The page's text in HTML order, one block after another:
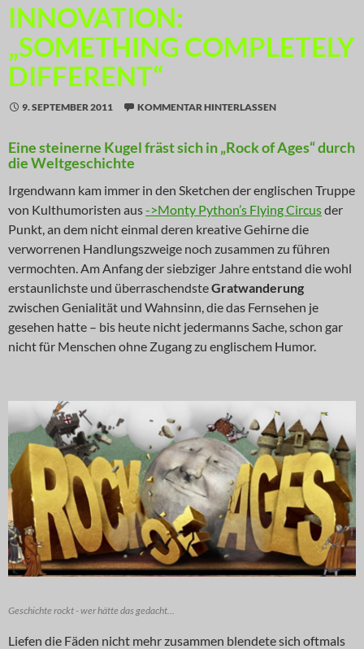
INNOVATION:
„SOMETHING COMPLETELY
DIFFERENT“
9. SEPTEMBER 2011 KOMMENTAR HINTERLASSEN
Eine steinerne Kugel fräst sich in „Rock of Ages“ durch
die Weltgeschichte
Irgendwann kam immer in den Sketchen der englischen Truppe
von Kulthumoristen aus->Monty Python’s Flying Circusder
Punkt, an dem nicht einmal deren kreative Gehirne die
verworrenen Handlungszweige noch zusammen zu führen
vermochten. Am Anfang der siebziger Jahre entstand die wohl
erstaunlichste und überraschendsteGratwanderung
zwischen Genialität und Wahnsinn, die das Fernsehen je
gesehen hatte – bis heute nicht jedermanns Sache, schon gar
nicht für Menschen ohne Zugang zu englischem Humor.
Geschichte rockt - wer hätte das gedacht...
Liefen die Fäden nicht mehr zusammen blendete sich oftmals